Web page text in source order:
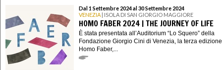
Dal 1 Settembre 2024 al 30 Settembre 2024
VENEZIA | ISOLA DI SAN GIORGIO MAGGIORE
HOMO FABER 2024 | THE JOURNEY OF LIFE
È stata presentata all’Auditorium “Lo Squero” della
Fondazione Giorgio Cini di Venezia, la terza
Homo Faber,...